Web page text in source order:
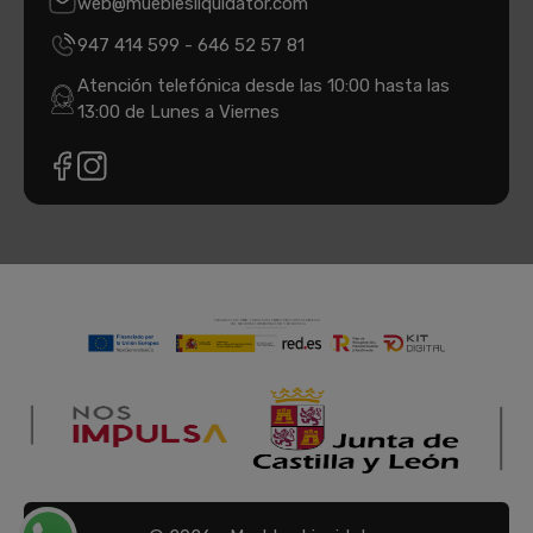
947 414 599 - 646 52 57 81
Atención telefónica desde las 10:00 hasta las
13:00 de Lunes a Viernes